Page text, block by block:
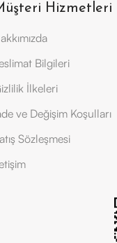
Hizmetleri
Bilgileri
İlkeleri
ve Değişim Koşulları
Sözleşmesi